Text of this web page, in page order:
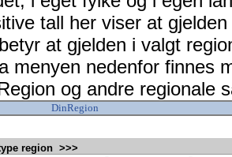
tall her viser at
at gjelden i valgt
menyen nedenfor finnes
og andre regionale
DinRegion
region >>>